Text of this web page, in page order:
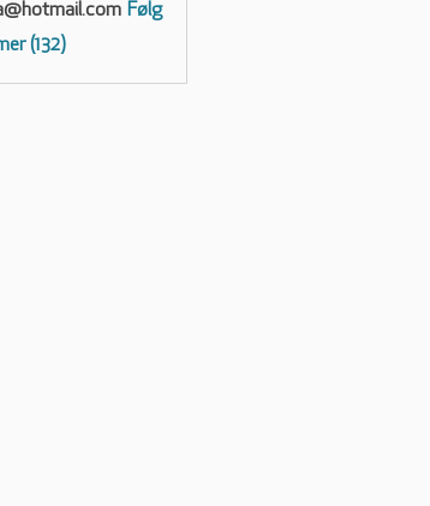
Følg
(132)